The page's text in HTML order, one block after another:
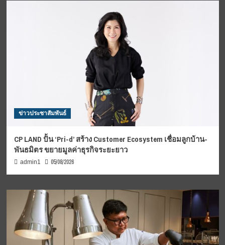
ข่าวประชาสัมพันธ์
CP LAND ปั้น ‘Pri-d’ สร้าง Customer Ecosystem เชื่อมลูกบ้าน-
พันธมิตร ขยายมูลค่าธุรกิจระยะยาว
admin1 05/08/2026